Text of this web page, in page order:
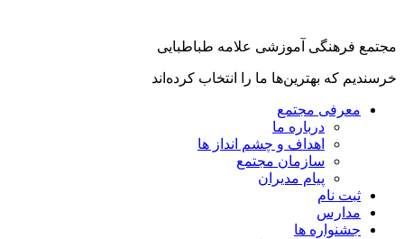
فرهنگی آموزشی علامه طباطبایی
که بهترین‌ها ما را انتخاب کرده‌اند
معرفی مجتمع
درباره ما
اهداف و چشم انداز ها
سازمان مجتمع
پیام مدیران
ثبت نام
مدارس
جشنواره ها